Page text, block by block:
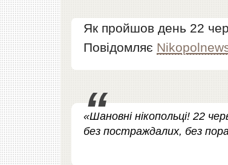
Як пройшов день 22
Повідомляє
«Шановні нікопольці! 22
без постраждалих, без